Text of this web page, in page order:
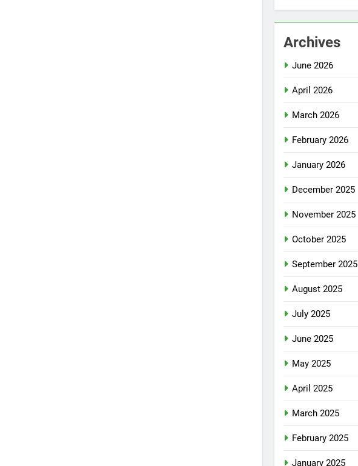
Archives
June 2026
April 2026
March 2026
February 2026
January 2026
December 2025
November 2025
October 2025
September 2025
August 2025
July 2025
June 2025
May 2025
April 2025
March 2025
February 2025
January 2025